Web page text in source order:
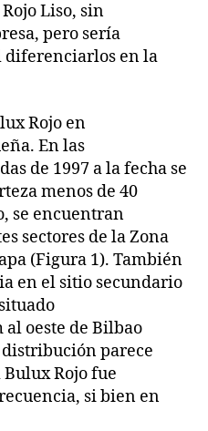
Liso, sin
pero sería
en la
Rojo en
En las
de 1997 a la fecha se
menos de 40
se encuentran
sectores de la Zona
(Figura 1). También
en el sitio secundario
oeste de Bilbao
distribución parece
Rojo fue
si bien en